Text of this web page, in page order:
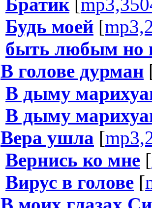
Братик[
Будь моей [
быть любым но
В голове дурман
В дыму
В дыму
Вера ушла [
Вернись ко мне [
Вирус в голове [